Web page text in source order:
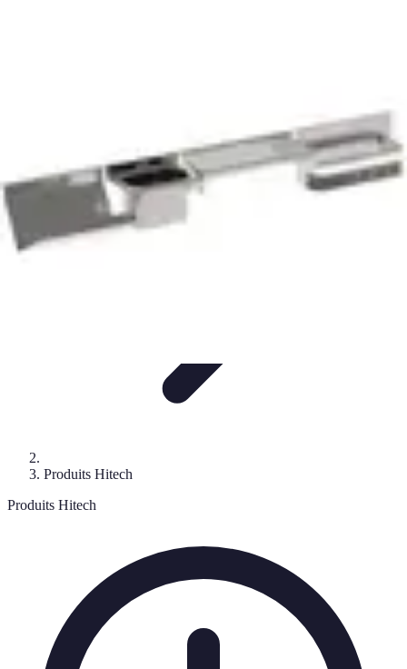
Produits Hitech
Produits Hitech